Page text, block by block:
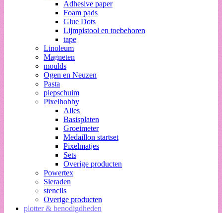
Adhesive paper
Foam pads
Glue Dots
Lijmpistool en toebehoren
tape
Linoleum
Magneten
moulds
Ogen en Neuzen
Pasta
piepschuim
Pixelhobby
Alles
Basisplaten
Groeimeter
Medaillon startset
Pixelmatjes
Sets
Overige producten
Powertex
Sieraden
stencils
Overige producten
plotter & benodigdheden